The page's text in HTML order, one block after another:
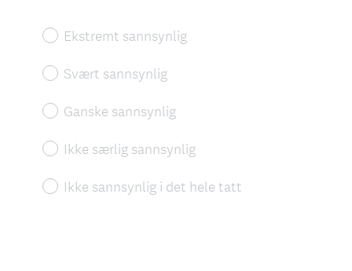
Ekstremt sannsynlig
Svært sannsynlig
Ganske sannsynlig
Ikke særlig sannsynlig
Ikke sannsynlig i det hele tatt